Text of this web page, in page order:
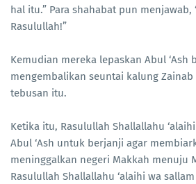
hal itu.” Para shahabat pun menjawab,
Rasulullah!”
Kemudian mereka lepaskan Abul ‘Ash
mengembalikan seuntai kalung
tebusan itu.
Ketika itu, Rasulullah Shallallahu
Abul ‘Ash untuk berjanji agar
meninggalkan negeri Makkah menuju
Rasulullah Shallallahu ‘alaihi wa